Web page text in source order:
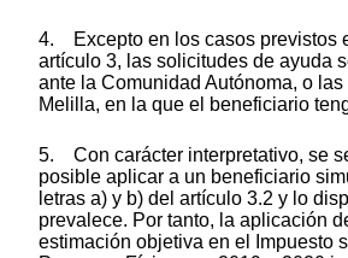
4. Excepto en los casos previstos
artículo 3, las solicitudes de ayuda
ante la Comunidad Autónoma, o
Melilla, en la que el beneficiario
5. Con carácter interpretativo, se
posible aplicar a un beneficiario
letras a) y b) del artículo 3.2 y lo
prevalece. Por tanto, la aplicación
estimación objetiva en el Impuesto